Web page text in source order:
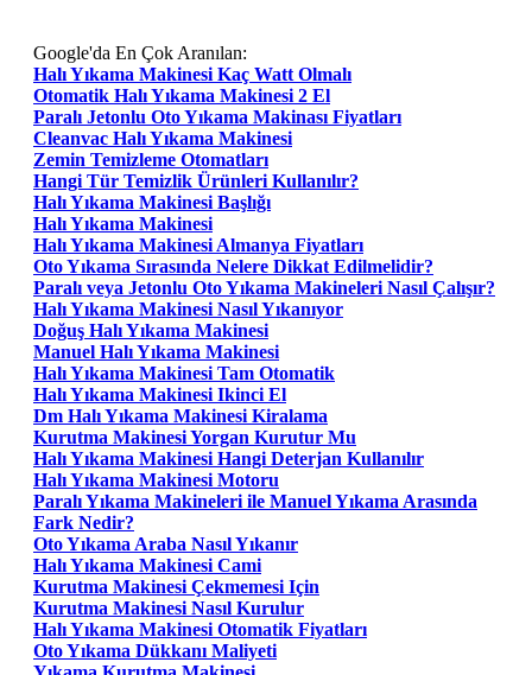
Google'da En Çok Aranılan:
Halı Yıkama Makinesi Kaç Watt Olmalı
Otomatik Halı Yıkama Makinesi 2 El
Paralı Jetonlu Oto Yıkama Makinası Fiyatları
Cleanvac Halı Yıkama Makinesi
Zemin Temizleme Otomatları
Hangi Tür Temizlik Ürünleri Kullanılır?
Halı Yıkama Makinesi Başlığı
Halı Yıkama Makinesi
Halı Yıkama Makinesi Almanya Fiyatları
Oto Yıkama Sırasında Nelere Dikkat Edilmelidir?
Paralı veya Jetonlu Oto Yıkama Makineleri Nasıl Çalışır?
Halı Yıkama Makinesi Nasıl Yıkanıyor
Doğuş Halı Yıkama Makinesi
Manuel Halı Yıkama Makinesi
Halı Yıkama Makinesi Tam Otomatik
Halı Yıkama Makinesi Ikinci El
Dm Halı Yıkama Makinesi Kiralama
Kurutma Makinesi Yorgan Kurutur Mu
Halı Yıkama Makinesi Hangi Deterjan Kullanılır
Halı Yıkama Makinesi Motoru
Paralı Yıkama Makineleri ile Manuel Yıkama Arasında
Fark Nedir?
Oto Yıkama Araba Nasıl Yıkanır
Halı Yıkama Makinesi Cami
Kurutma Makinesi Çekmemesi Için
Kurutma Makinesi Nasıl Kurulur
Halı Yıkama Makinesi Otomatik Fiyatları
Oto Yıkama Dükkanı Maliyeti